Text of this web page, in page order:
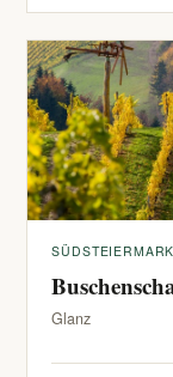
SÜDSTEIERMARK
Glanz